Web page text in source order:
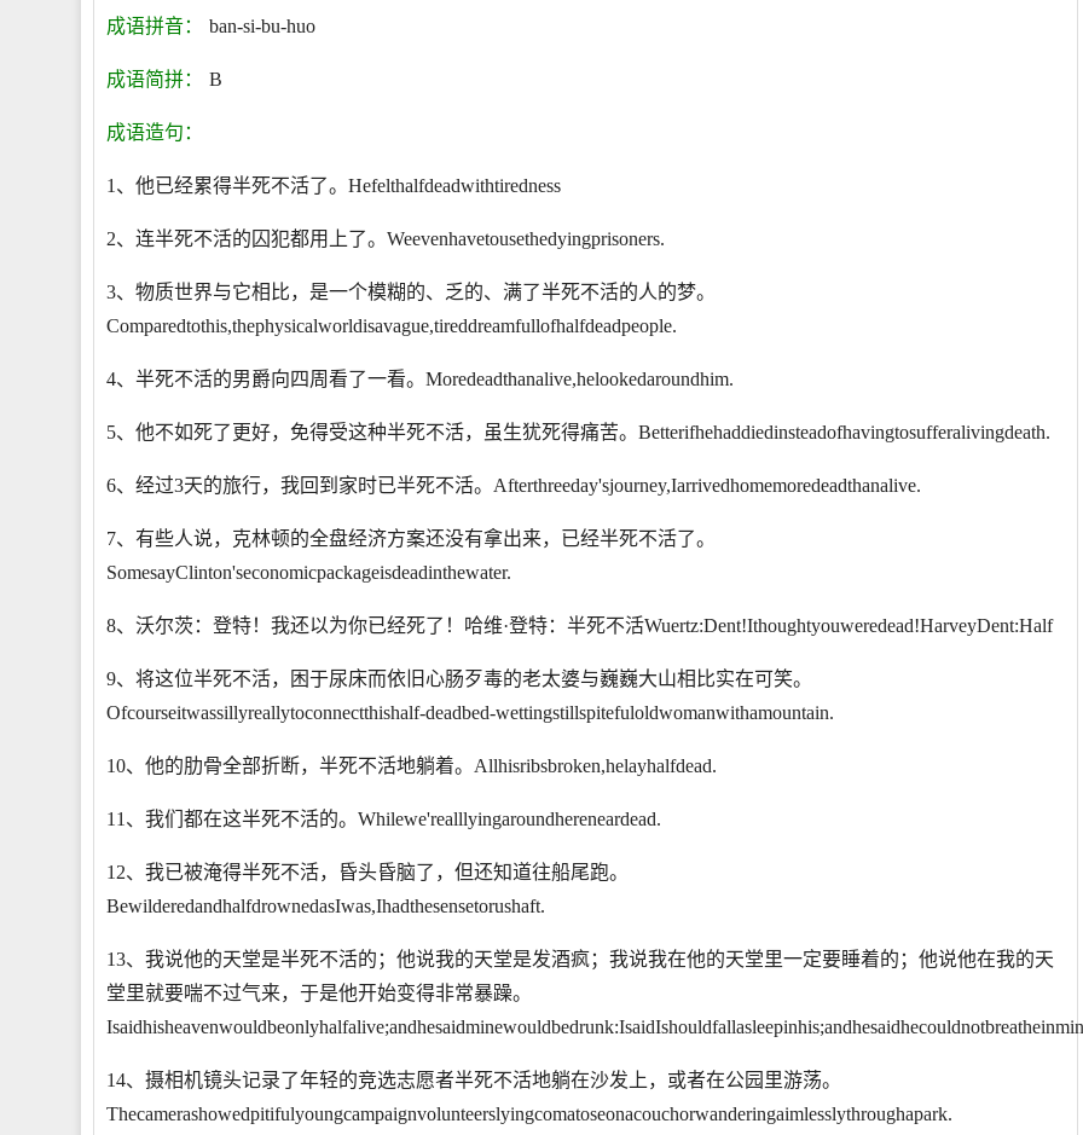
成语拼音： ban-si-bu-huo
成语简拼： B
成语造句：
1、他已经累得半死不活了。Hefelthalfdeadwithtiredness
2、连半死不活的囚犯都用上了。Weevenhavetousethedyingprisoners.
3、物质世界与它相比，是一个模糊的、乏的、满了半死不活的人的梦。
Comparedtothis,thephysicalworldisavague,tireddreamfullofhalfdeadpeople.
4、半死不活的男爵向四周看了一看。Moredeadthanalive,helookedaroundhim.
5、他不如死了更好，免得受这种半死不活，虽生犹死得痛苦。Betterifhehaddiedinsteadofhavingtosufferalivingdeath.
6、经过3天的旅行，我回到家时已半死不活。Afterthreeday'sjourney,Iarrivedhomemoredeadthanalive.
7、有些人说，克林顿的全盘经济方案还没有拿出来，已经半死不活了。
SomesayClinton'seconomicpackageisdeadinthewater.
8、沃尔茨：登特！我还以为你已经死了！哈维·登特：半死不活Wuertz:Dent!Ithoughtyouweredead!HarveyDent:Half
9、将这位半死不活，困于尿床而依旧心肠歹毒的老太婆与巍巍大山相比实在可笑。
Ofcourseitwassillyreallytoconnectthishalf-deadbed-wettingstillspitefuloldwomanwithamountain.
10、他的肋骨全部折断，半死不活地躺着。Allhisribsbroken,helayhalfdead.
11、我们都在这半死不活的。Whilewe'realllyingaroundhereneardead.
12、我已被淹得半死不活，昏头昏脑了，但还知道往船尾跑。
BewilderedandhalfdrownedasIwas,Ihadthesensetorushaft.
13、我说他的天堂是半死不活的；他说我的天堂是发酒疯；我说我在他的天堂里一定要睡着的；他说他在我的天
堂里就要喘不过气来，于是他开始变得非常暴躁。
14、摄相机镜头记录了年轻的竞选志愿者半死不活地躺在沙发上，或者在公园里游荡。
Thecamerashowedpitifulyoungcampaignvolunteerslyingcomatoseonacouchorwanderingaimlesslythroughapark.